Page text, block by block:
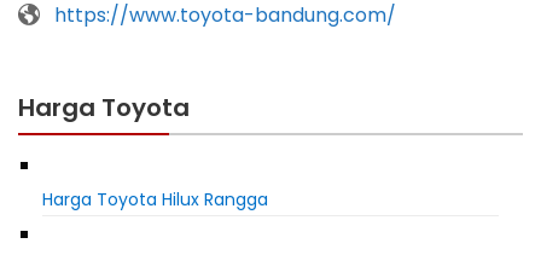
https://www.toyota-bandung.com/
Harga Toyota
Harga Toyota Hilux Rangga